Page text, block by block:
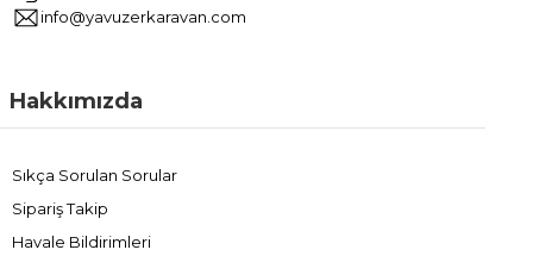
info@yavuzerkaravan.com
Hakkımızda
Sıkça Sorulan Sorular
Sipariş Takip
Havale Bildirimleri